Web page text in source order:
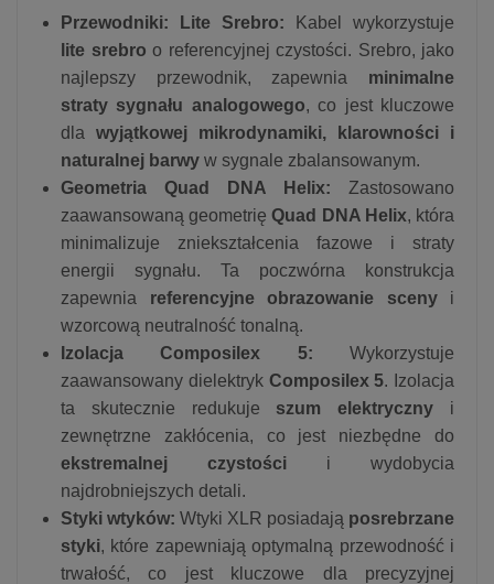
Przewodniki: Lite Srebro: Kabel wykorzystuje
lite srebro o referencyjnej czystości. Srebro, jako
najlepszy przewodnik, zapewnia minimalne
straty sygnału analogowego, co jest kluczowe
dla wyjątkowej mikrodynamiki, klarowności i
naturalnej barwy w sygnale zbalansowanym.
Geometria Quad DNA Helix: Zastosowano
zaawansowaną geometrięQuad DNA Helix, która
minimalizuje zniekształcenia fazowe i straty
energii sygnału. Ta poczwórna konstrukcja
zapewnia referencyjne obrazowanie scenyi
wzorcową neutralność tonalną.
Izolacja Composilex 5: Wykorzystuje
zaawansowany dielektryk Composilex 5. Izolacja
ta skutecznie redukuje szum elektryczny i
zewnętrzne zakłócenia, co jest niezbędne do
ekstremalnej czystości i wydobycia
najdrobniejszych detali.
Styki wtyków: Wtyki XLR posiadają posrebrzane
styki, które zapewniają optymalną przewodność i
trwałość, co jest kluczowe dla precyzyjnej